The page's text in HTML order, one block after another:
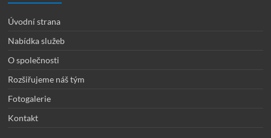
Úvodní strana
Nabídka služeb
O společnosti
Rozšiřujeme náš tým
Fotogalerie
Kontakt